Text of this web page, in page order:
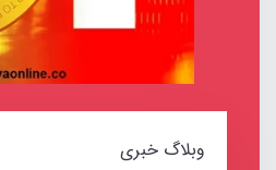
وبلاگ خبری